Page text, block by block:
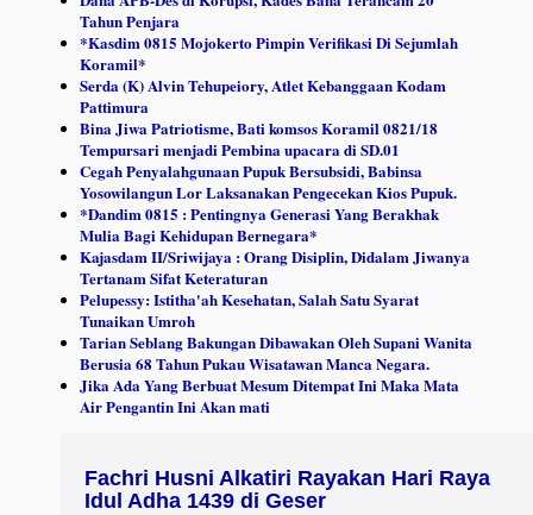
Tahun Penjara
*Kasdim 0815 Mojokerto Pimpin Verifikasi Di Sejumlah
Koramil*
Serda (K) Alvin Tehupeiory, Atlet Kebanggaan Kodam
Pattimura
Bina Jiwa Patriotisme, Bati komsos Koramil 0821/18
Tempursari menjadi Pembina upacara di SD.01
Cegah Penyalahgunaan Pupuk Bersubsidi, Babinsa
Yosowilangun Lor Laksanakan Pengecekan Kios Pupuk.
*Dandim 0815 : Pentingnya Generasi Yang Berakhak
Mulia Bagi Kehidupan Bernegara*
Kajasdam II/Sriwijaya : Orang Disiplin, Didalam Jiwanya
Tertanam Sifat Keteraturan
Pelupessy: Istitha'ah Kesehatan, Salah Satu Syarat
Tunaikan Umroh
Tarian Seblang Bakungan Dibawakan Oleh Supani Wanita
Berusia 68 Tahun Pukau Wisatawan Manca Negara.
Jika Ada Yang Berbuat Mesum Ditempat Ini Maka Mata
Air Pengantin Ini Akan mati
Fachri Husni Alkatiri Rayakan Hari Raya
Idul Adha 1439 di Geser